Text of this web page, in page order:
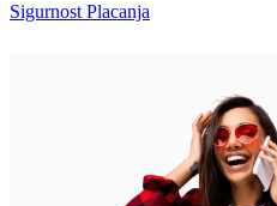
Sigurnost Placanja